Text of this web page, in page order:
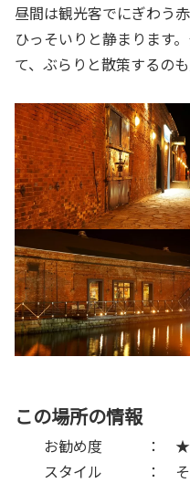
昼間は観光客でにぎわう
ひっそいりと静まります
て、ぶらりと散策するのも
この場所の情報
お勧め度 ： ★
スタイル ： そ